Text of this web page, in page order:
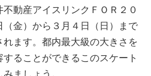
動産アイスリンクＦＯＲ２０
（金）から３月４日（日）まで
ます。都内最大級の大きさを
ることができるこのスケート